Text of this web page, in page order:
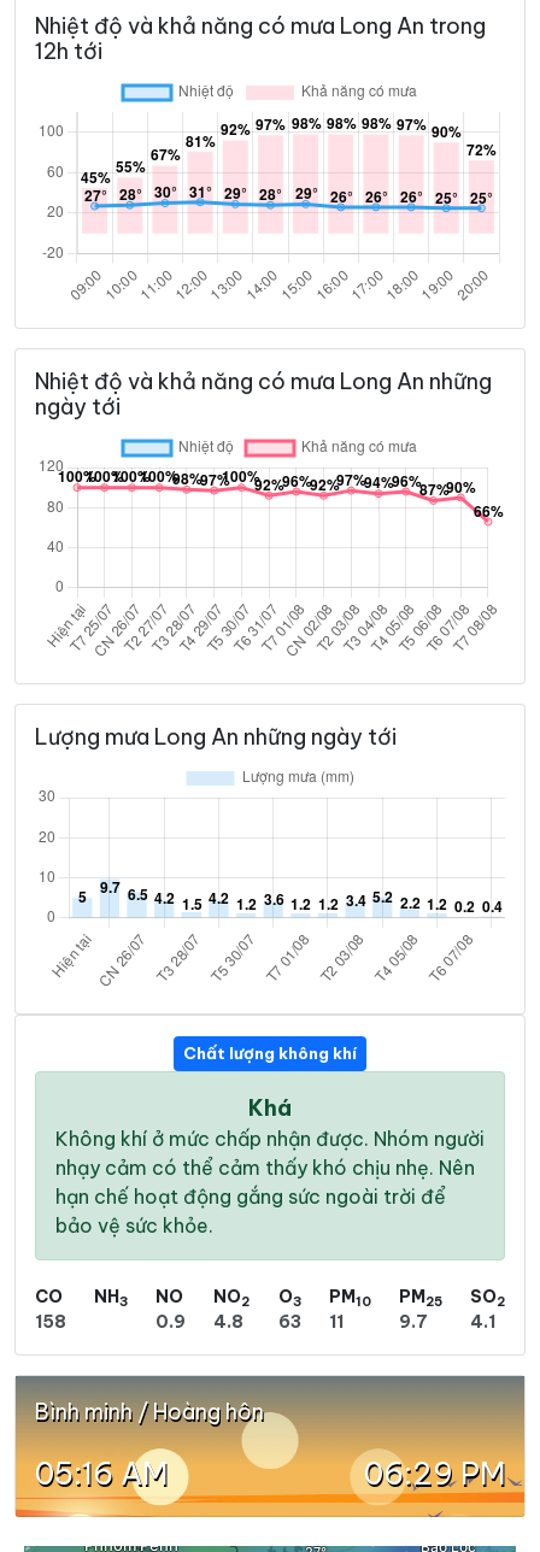
Nhiệt độ và khả năng có mưa Long An trong
12h tới
Nhiệt độ và khả năng có mưa Long An những
ngày tới
Lượng mưa Long An những ngày tới
Chất lượng không khí
Khá
Không khí ở mức chấp nhận được. Nhóm người
nhạy cảm có thể cảm thấy khó chịu nhẹ. Nên
hạn chế hoạt động gắng sức ngoài trời để
bảo vệ sức khỏe.
CO
158
NH3
NO
0.9
NO2
4.8
O3
63
PM10
11
PM25
9.7
SO2
4.1
Bình minh / Hoàng hôn
05:16 AM 06:29 PM